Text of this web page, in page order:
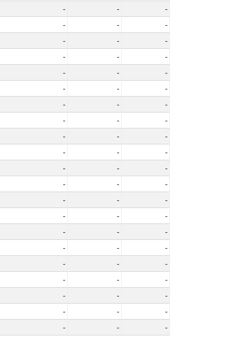
- -
-
- -
-
- -
-
- -
-
- -
-
- -
-
- -
-
- -
-
- -
-
- -
-
- -
-
- -
-
- -
-
- -
-
- -
-
- -
-
- -
-
- -
-
- -
-
- -
-
- -
-